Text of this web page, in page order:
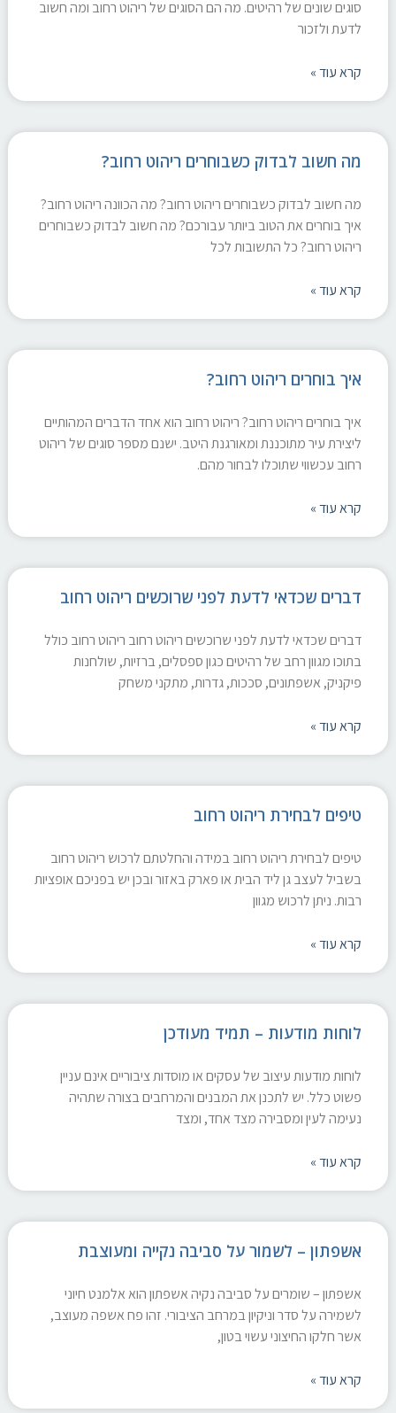
סוגים שונים של רהיטים. מה הם הסוגים של ריהוט רחוב ומה חשוב
לדעת ולזכור
קרא עוד »
מה חשוב לבדוק כשבוחרים ריהוט רחוב?
מה חשוב לבדוק כשבוחרים ריהוט רחוב? מה הכוונה ריהוט רחוב?
איך בוחרים את הטוב ביותר עבורכם? מה חשוב לבדוק כשבוחרים
ריהוט רחוב? כל התשובות לכל
קרא עוד »
איך בוחרים ריהוט רחוב?
איך בוחרים ריהוט רחוב? ריהוט רחוב הוא אחד הדברים המהותיים
ליצירת עיר מתוכננת ומאורגנת היטב. ישנם מספר סוגים של ריהוט
רחוב עכשווי שתוכלו לבחור מהם.
קרא עוד »
דברים שכדאי לדעת לפני שרוכשים ריהוט רחוב
דברים שכדאי לדעת לפני שרוכשים ריהוט רחוב ריהוט רחוב כולל
בתוכו מגוון רחב של רהיטים כגון ספסלים, ברזיות, שולחנות
פיקניק, אשפתונים, סככות, גדרות, מתקני משחק
קרא עוד »
טיפים לבחירת ריהוט רחוב
טיפים לבחירת ריהוט רחוב במידה והחלטתם לרכוש ריהוט רחוב
בשביל לעצב גן ליד הבית או פארק באזור ובכן יש בפניכם אופציות
רבות. ניתן לרכוש מגוון
קרא עוד »
לוחות מודעות – תמיד מעודכן
לוחות מודעות עיצוב של עסקים או מוסדות ציבוריים אינם עניין
פשוט כלל. יש לתכנן את המבנים והמרחבים בצורה שתהיה
נעימה לעין ומסבירה מצד אחד, ומצד
קרא עוד »
אשפתון – לשמור על סביבה נקייה ומעוצבת
אשפתון – שומרים על סביבה נקיה אשפתון הוא אלמנט חיוני
לשמירה על סדר וניקיון במרחב הציבורי. זהו פח אשפה מעוצב,
אשר חלקו החיצוני עשוי בטון,
קרא עוד »